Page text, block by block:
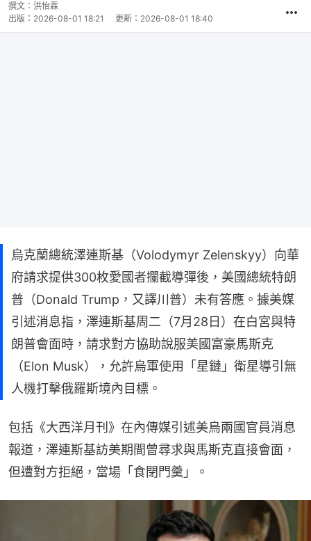
撰文： 洪怡霖
出版： 2026-08-01 18:21 更新： 2026-08-01 18:40
烏克蘭總統澤連斯基（Volodymyr Zelenskyy）向華
府請求提供300枚愛國者攔截導彈後，美國總統特朗
普（Donald Trump，又譯川普）未有答應。據美媒
引述消息指，澤連斯基周二（7月28日）在白宮與特
朗普會面時，請求對方協助說服美國富豪馬斯克
（Elon Musk），允許烏軍使用「星鏈」衛星導引無
人機打擊俄羅斯境內目標。
包括《大西洋月刊》在內傳媒引述美烏兩國官員消息
報道，澤連斯基訪美期間曾尋求與馬斯克直接會面，
但遭對方拒絕，當場「食閉門羹」。